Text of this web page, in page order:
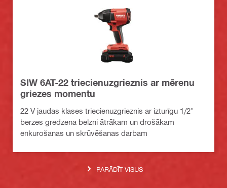
SIW 6AT-22 triecienuzgrieznis ar mērenu
griezes momentu
22 V jaudas klases triecienuzgrieznis ar izturīgu 1/2"
berzes gredzena belzni ātrākam un drošākam
enkurošanas un skrūvēšanas darbam
PARĀDĪT VISUS